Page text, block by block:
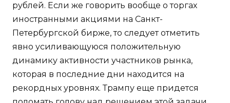
рублей. Если же говорить вообще о торгах
иностранными акциями на Санкт-
Петербургской бирже, то следует отметить
явно усиливающуюся положительную
динамику активности участников рынка,
которая в последние дни находится на
рекордных уровнях. Трампу еще придется